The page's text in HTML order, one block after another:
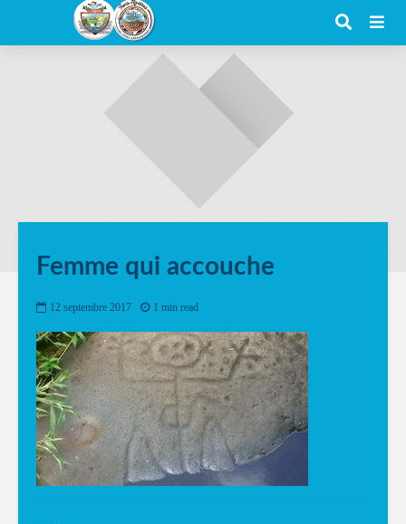
Femme qui accouche
12 septembre 2017 1 min read